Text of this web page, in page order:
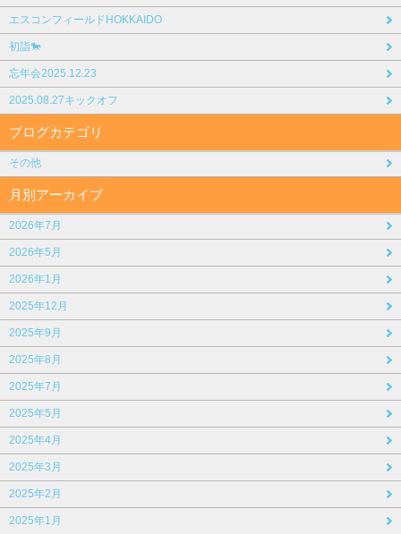
エスコンフィールドHOKKAIDO
初詣🐎
忘年会2025.12.23
2025.08.27キックオフ
ブログカテゴリ
その他
月別アーカイブ
2026年7月
2026年5月
2026年1月
2025年12月
2025年9月
2025年8月
2025年7月
2025年5月
2025年4月
2025年3月
2025年2月
2025年1月